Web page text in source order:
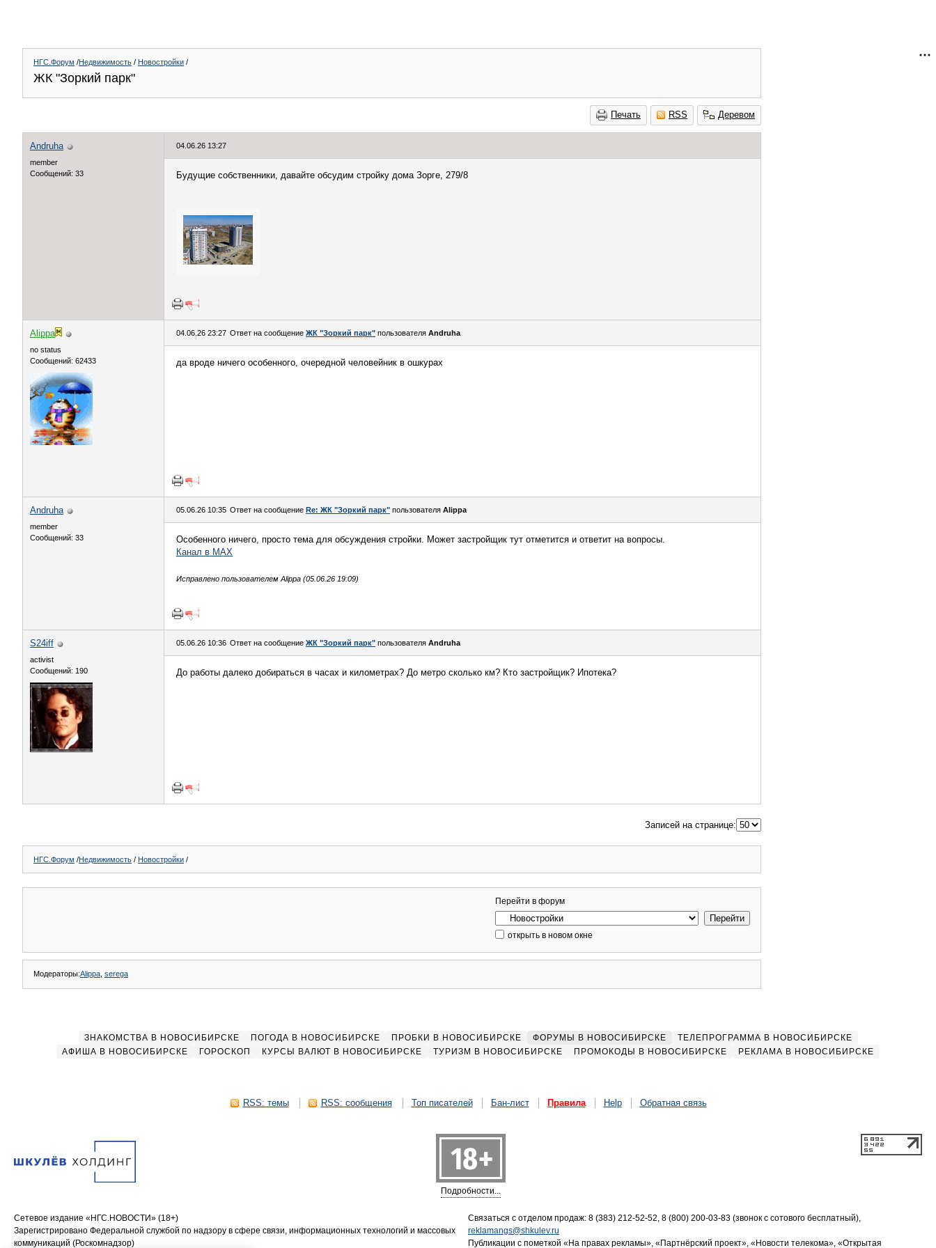
НГС.Форум /Недвижимость / Новостройки /
ЖК "Зоркий парк"
Печать RSS Деревом
Andruha
member
Сообщений: 33
04.06.26 13:27
Будущие собственники, давайте обсудим стройку дома Зорге, 279/8
Alippa
no status
Сообщений: 62433
04.06.26 23:27 Ответ на сообщение ЖК "Зоркий парк" пользователя Andruha
да вроде ничего особенного, очередной человейник в ошкурах
Andruha
member
Сообщений: 33
05.06.26 10:35 Ответ на сообщение Re: ЖК "Зоркий парк" пользователя Alippa
Особенного ничего, просто тема для обсуждения стройки. Может застройщик тут отметится и ответит на вопросы.
Канал в MAX
Исправлено пользователем Alippa (05.06.26 19:09)
S24iff
activist
Сообщений: 190
05.06.26 10:36 Ответ на сообщение ЖК "Зоркий парк" пользователя Andruha
До работы далеко добираться в часах и километрах? До метро сколько км? Кто застройщик? Ипотека?
Записей на странице:
НГС.Форум /Недвижимость / Новостройки /
Перейти в форум
открыть в новом окне
Модераторы:Alippa serega
ЗНАКОМСТВА В НОВОСИБИРСКЕ ПОГОДА В НОВОСИБИРСКЕ ПРОБКИ В НОВОСИБИРСКЕ ФОРУМЫ В НОВОСИБИРСКЕ
ТЕЛЕПРОГРАММА В НОВОСИБИРСКЕ
АФИША В НОВОСИБИРСКЕ
ГОРОСКОП КУРСЫ ВАЛЮТ В НОВОСИБИРСКЕ ТУРИЗМ В НОВОСИБИРСКЕ ПРОМОКОДЫ В НОВОСИБИРСКЕ РЕКЛАМА В НОВОСИБИРСКЕ
RSS: темы RSS: сообщения Топ писателей Бан-лист Правила Help Обратная связь
Подробности...
Сетевое издание «НГС.НОВОСТИ» (18+)
Зарегистрировано Федеральной службой по надзору в сфере связи, информационных технологий и массовых
коммуникаций (Роскомнадзор)
Связаться с отделом продаж: 8 (383) 212-52-52, 8 (800) 200-03-83 (звонок с сотового бесплатный),
reklamangs@shkulev.ru
Публикации с пометкой «На правах рекламы», «Партнёрский проект», «Новости телекома», «Открытая